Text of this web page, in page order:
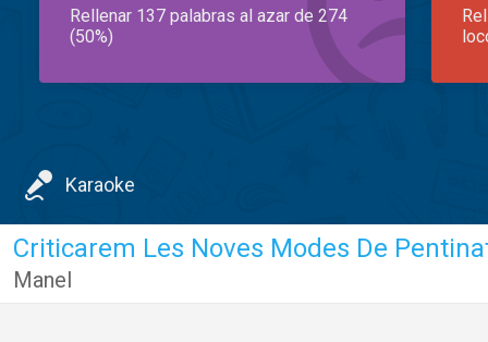
Rellenar 137 palabras al azar de 274
(50%)
Karaoke
Criticarem Les Noves Modes De
Manel